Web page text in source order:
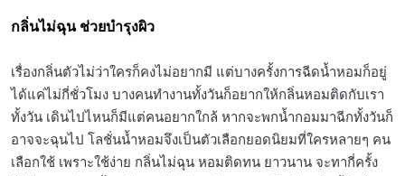
กลิ่นไม่ฉุน ช่วยบำรุงผิว
เรื่องกลิ่นตัวไม่ว่าใครก็คงไม่อยากมี แต่บางครั้งการฉีดน้ำหอมก็อยู่
ได้แค่ไม่กี่ชั่วโมง บางคนทำงานทั้งวันก็อยากให้กลิ่นหอมติดกับเรา
ทั้งวัน เดินไปไหนก็มีแต่คนอยากใกล้ หากจะพกน้ำกอมมาฉีกทั้งวันก็
อาจจะฉุนไป โลชั่นน้ำหอมจึงเป็นตัวเลือกยอดนิยมที่ใครหลายๆ คน
เลือกใช้ เพราะใช้ง่าย กลิ่นไม่ฉุน หอมติดทน ยาวนาน จะทากี่ครั้ง